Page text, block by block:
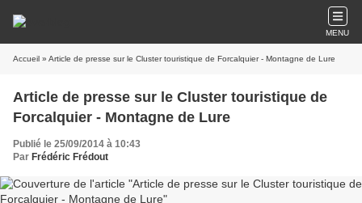
MENU
Accueil » Article de presse sur le Cluster touristique de Forcalquier - Montagne de Lure
Article de presse sur le Cluster touristique de
Forcalquier - Montagne de Lure
Publié le 25/09/2014 à 10:43
Par Frédéric Frédout